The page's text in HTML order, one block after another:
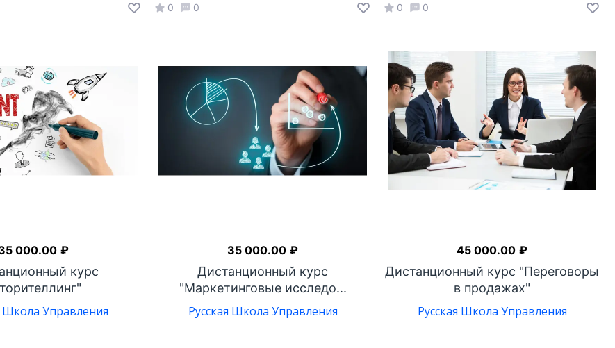
курс
Школа Управления
000.00 ₽
0 0
Дистанционный курс
"Маркетинговые исследо...
Русская Школа Управления
35 000.00 ₽
0 0
Дистанционный курс "Переговоры
в продажах"
Русская Школа Управления
45 000.00 ₽